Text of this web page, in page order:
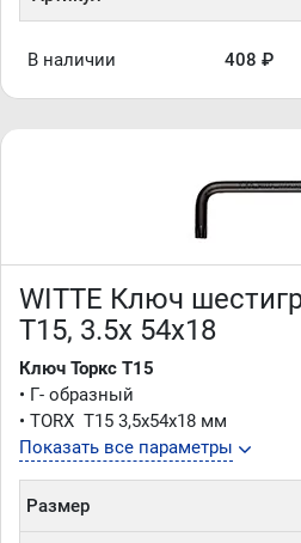
В наличии 408 ₽
WITTE Ключ
Т15, 3.5х 54х18
Ключ Торкс Т15
• Г- образный
• TORX Т15 3,5x54х18 мм
Показать все параметры
Размер